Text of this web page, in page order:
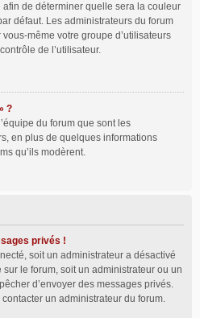
afin de déterminer quelle sera la couleur
défaut. Les administrateurs du forum
même votre groupe d’utilisateurs
de l’utilisateur.
?
du forum que sont les
en plus de quelques informations
qu’ils modèrent.
privés !
soit un administrateur a désactivé
le forum, soit un administrateur ou un
d’envoyer des messages privés.
un administrateur du forum.